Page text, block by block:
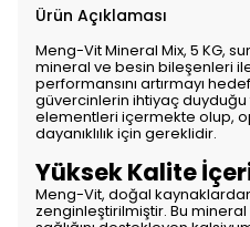
Ürün Açıklaması
Meng-Vit Mineral Mix, 5 KG,
mineral ve besin bileşenleri
performansını artırmayı
güvercinlerin ihtiyaç
elementleri içermekte olup,
dayanıklılık için gereklidir.
Yüksek Kalite
Meng-Vit, doğal
zenginleştirilmiştir. Bu mineral